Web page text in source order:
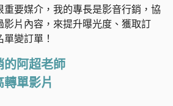
重要媒介，我的專長是影音行銷，協
片內容，來提升曝光度、獲取訂
變訂單！
的阿超老師
單影片